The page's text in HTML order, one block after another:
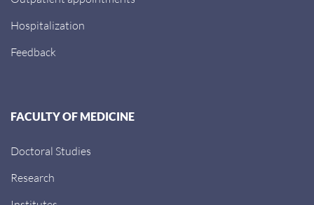
Hospitalization
Feedback
FACULTY OF MEDICINE
Doctoral Studies
Research